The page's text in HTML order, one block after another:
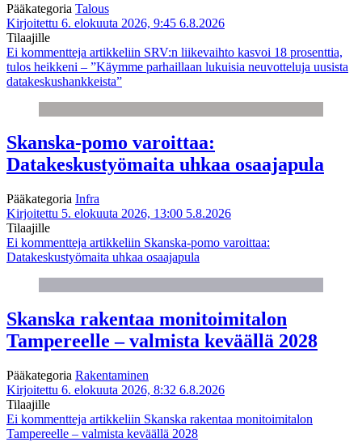
Pääkategoria Talous
Kirjoitettu 6. elokuuta 2026, 9:45 6.8.2026
Tilaajille
Ei kommentteja artikkeliin SRV:n liikevaihto kasvoi 18 prosenttia,
tulos heikkeni – ”Käymme parhaillaan lukuisia neuvotteluja uusista
datakeskushankkeista”
Skanska-pomo varoittaa:
Datakeskustyömaita uhkaa osaajapula
Pääkategoria Infra
Kirjoitettu 5. elokuuta 2026, 13:00 5.8.2026
Tilaajille
Ei kommentteja artikkeliin Skanska-pomo varoittaa:
Datakeskustyömaita uhkaa osaajapula
Skanska rakentaa monitoimitalon
Tampereelle – valmista keväällä 2028
Pääkategoria Rakentaminen
Kirjoitettu 6. elokuuta 2026, 8:32 6.8.2026
Tilaajille
Ei kommentteja artikkeliin Skanska rakentaa monitoimitalon
Tampereelle – valmista keväällä 2028